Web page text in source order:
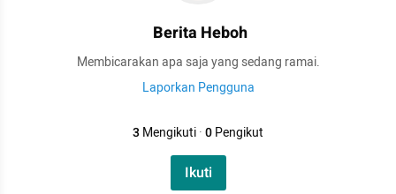
Berita Heboh
Membicarakan apa saja yang sedang ramai.
Laporkan Pengguna
3Mengikuti·0Pengikut
Ikuti